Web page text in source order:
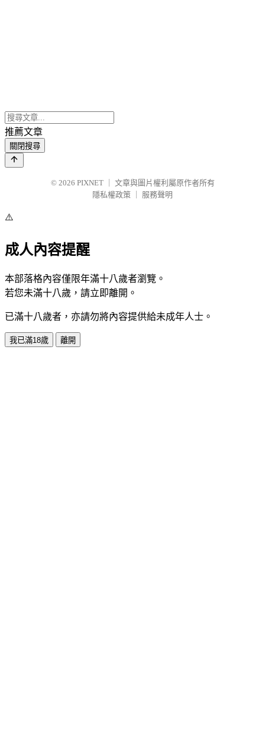
推薦文章
關閉搜尋
© 2026 PIXNET
文章與圖片權利屬原作者所有
隱私權政策
服務聲明
⚠️
成人內容提醒
本部落格內容僅限年滿十八歲者瀏覽。
若您未滿十八歲，請立即離開。
已滿十八歲者，亦請勿將內容提供給未成年人士。
我已滿18歲 離開